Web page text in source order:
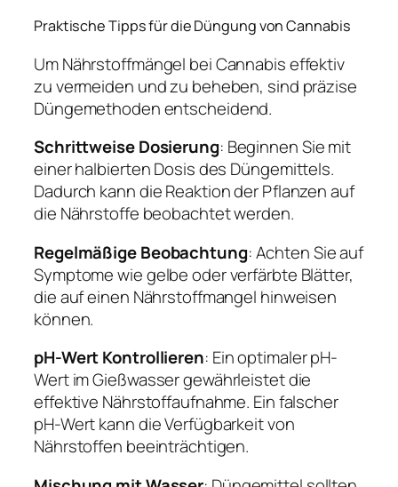
Praktische Tipps für die Düngung von Cannabis
Um Nährstoffmängel bei Cannabis effektiv
zu vermeiden und zu beheben, sind präzise
Düngemethoden entscheidend.
Schrittweise Dosierung: Beginnen Sie mit
einer halbierten Dosis des Düngemittels.
Dadurch kann die Reaktion der Pflanzen auf
die Nährstoffe beobachtet werden.
Regelmäßige Beobachtung: Achten Sie auf
Symptome wie gelbe oder verfärbte Blätter,
die auf einen Nährstoffmangel hinweisen
können.
pH-Wert Kontrollieren: Ein optimaler pH-
Wert im Gießwasser gewährleistet die
effektive Nährstoffaufnahme. Ein falscher
pH-Wert kann die Verfügbarkeit von
Nährstoffen beeinträchtigen.